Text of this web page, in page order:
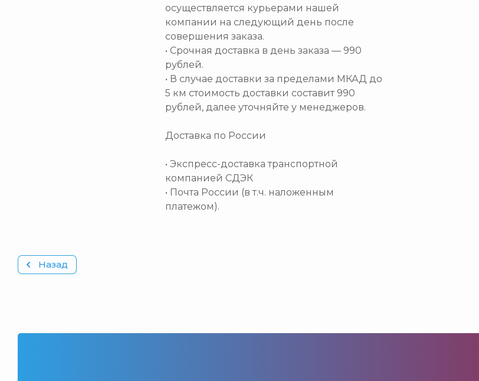
осуществляется курьерами нашей
компании на следующий день после
совершения заказа.
• Срочная доставка в день заказа — 990
рублей.
• В случае доставки за пределами МКАД до
5 км стоимость доставки составит 990
рублей, далее уточняйте у менеджеров.
Доставка по России
• Экспресс-доставка транспортной
компанией СДЭК
• Почта России (в т.ч. наложенным
платежом).
Назад